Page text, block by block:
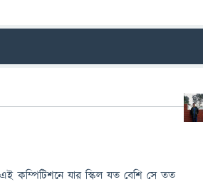
কম্পিটিশনে যার স্কিল যত বেশি সে তত